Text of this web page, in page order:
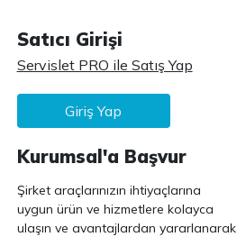
Satıcı Girişi
Servislet PRO ile Satış Yap
Giriş Yap
Kurumsal'a Başvur
Şirket araçlarınızın ihtiyaçlarına
uygun ürün ve hizmetlere kolayca
ulaşın ve avantajlardan yararlanarak